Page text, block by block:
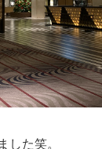
した笑。